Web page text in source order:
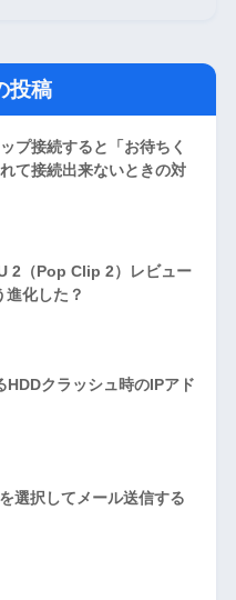
投稿
プ接続すると「お待ちく
て接続出来ないときの対
2（Pop Clip 2）レビュー
進化した？
クラッシュ時のIPアド
選択してメール送信する